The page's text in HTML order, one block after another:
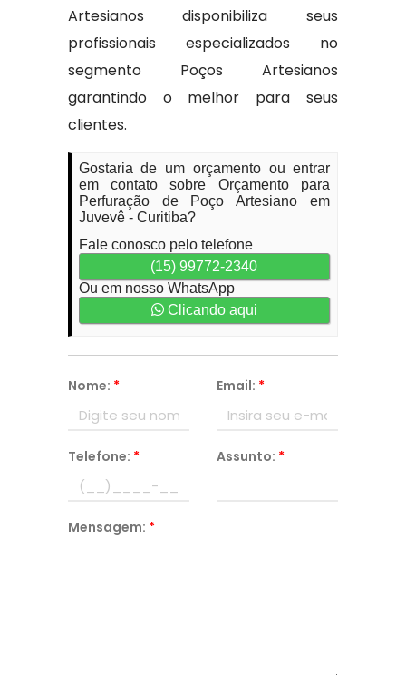
Artesianos disponibiliza seus
profissionais especializados no
segmento Poços Artesianos
garantindo o melhor para seus
clientes.
Gostaria de um orçamento ou entrar
em contato sobre Orçamento para
Perfuração de Poço Artesiano em
Juvevê - Curitiba?
Fale conosco pelo telefone
(15) 99772-2340
Ou em nosso WhatsApp
Clicando aqui
Nome: * Email: *
Telefone: * Assunto: *
Mensagem: *